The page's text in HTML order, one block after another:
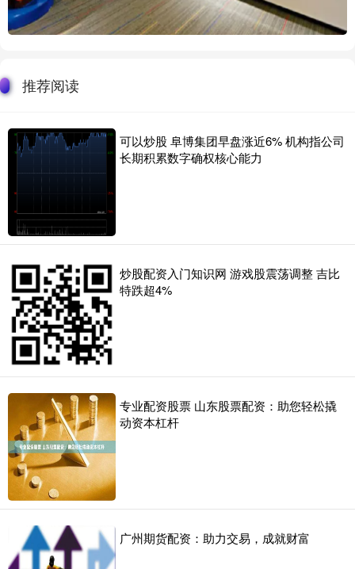
推荐阅读
可以炒股 阜博集团早盘涨近6% 机构指公司
长期积累数字确权核心能力
炒股配资入门知识网 游戏股震荡调整 吉比
特跌超4%
专业配资股票 山东股票配资：助您轻松撬
动资本杠杆
广州期货配资：助力交易，成就财富